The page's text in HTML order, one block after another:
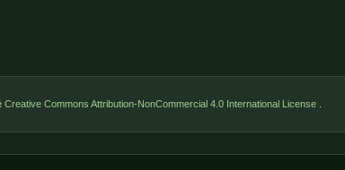
Creative Commons Attribution-NonCommercial 4.0 International License .